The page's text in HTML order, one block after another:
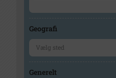
Geografi
Generelt